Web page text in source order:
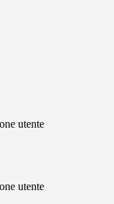
utente
utente